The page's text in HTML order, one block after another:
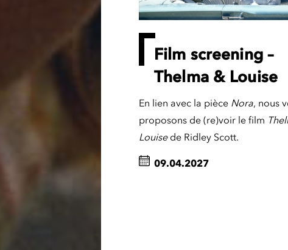
Film screening –
Thelma & Louise
En lien avec la pièce Nora, nous
proposons de (re)voir le film
Louise de Ridley Scott.
09.04.2027